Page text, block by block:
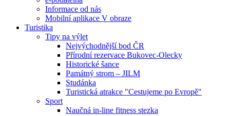
Informace od nás
Mobilní aplikace V obraze
Turistika
Tipy na výlet
Nejvýchodnější bod ČR
Přírodní rezervace Bukovec-Olecky
Historické šance
Památný strom – JILM
Studánka
Turistická atrakce "Cestujeme po Evropě"
Sport
Naučná in-line fitness stezka